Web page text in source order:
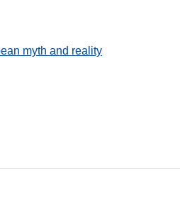
myth and reality